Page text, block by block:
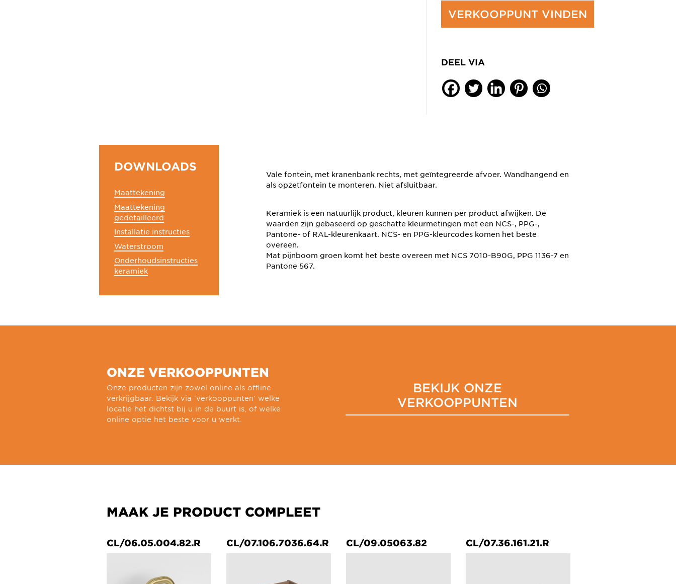
VERKOOPPUNT VINDEN
DEEL VIA
DOWNLOADS
Maattekening
Maattekening
gedetailleerd
Installatie instructies
Waterstroom
Onderhoudsinstructies
keramiek
Vale fontein, met kranenbank rechts, met geïntegreerde afvoer. Wandhangend en
als opzetfontein te monteren. Niet afsluitbaar.
Keramiek is een natuurlijk product, kleuren kunnen per product afwijken. De
waarden zijn gebaseerd op geschatte kleurmetingen met een NCS-, PPG-,
Pantone- of RAL-kleurenkaart. NCS- en PPG-kleurcodes komen het beste
overeen.
Mat pijnboom groen komt het beste overeen met NCS 7010-B90G, PPG 1136-7 en
Pantone 567.
ONZE VERKOOPPUNTEN
Onze producten zijn zowel online als offline
verkrijgbaar. Bekijk via ‘verkooppunten’ welke
locatie het dichtst bij u in de buurt is, of welke
online optie het beste voor u werkt.
BEKIJK ONZE
VERKOOPPUNTEN
MAAK JE PRODUCT COMPLEET
CL/06.05.004.82.R CL/07.106.7036.64.R CL/09.05063.82 CL/07.36.161.21.R